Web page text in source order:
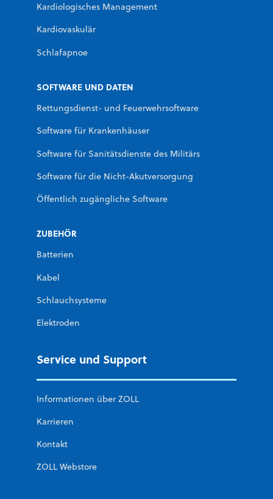
Kardiologisches Management
Kardiovaskulär
Schlafapnoe
SOFTWARE UND DATEN
Rettungsdienst- und Feuerwehrsoftware
Software für Krankenhäuser
Software für Sanitätsdienste des Militärs
Software für die Nicht-Akutversorgung
Öffentlich zugängliche Software
ZUBEHÖR
Batterien
Kabel
Schlauchsysteme
Elektroden
Service und Support
Informationen über ZOLL
Karrieren
Kontakt
ZOLL Webstore